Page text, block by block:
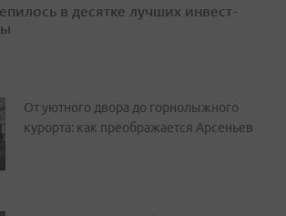
в десятке лучших инвест-
От уютного двора до горнолыжного
курорта: как преображается Арсеньев